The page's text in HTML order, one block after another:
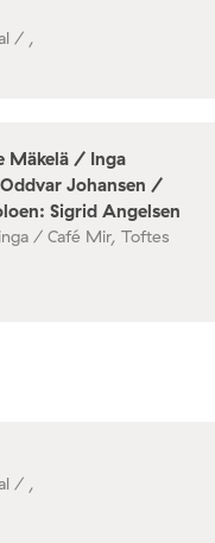
/ ,
Mäkelä / Inga
Johansen /
Sigrid Angelsen
/ Café Mir, Toftes
/ ,